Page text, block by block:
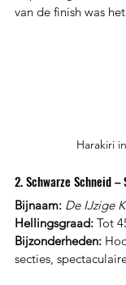
van de finish was
Harakiri
2. Schwarze Schneid –
Bijnaam: De IJzige
Hellingsgraad: Tot
Bijzonderheden:
secties,